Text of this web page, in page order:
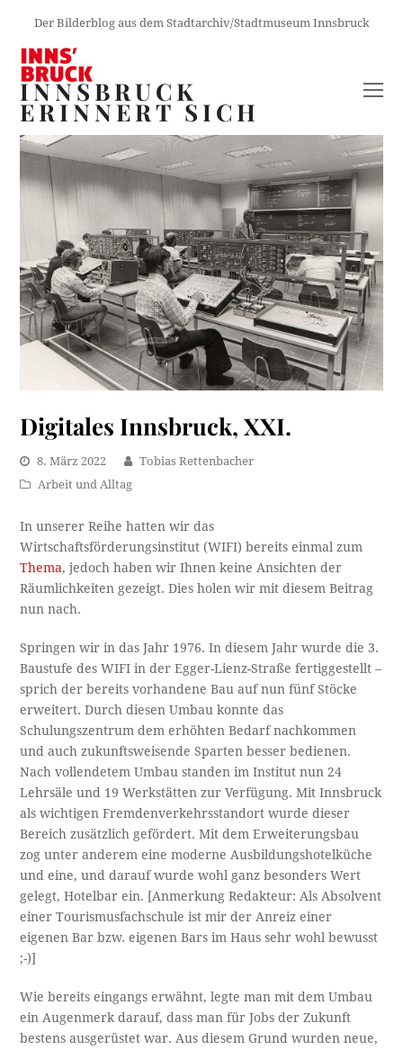
Der Bilderblog aus dem Stadtarchiv/Stadtmuseum Innsbruck
INNSBRUCK
ERINNERT SICH
Digitales Innsbruck, XXI.
8. März 2022
Tobias Rettenbacher
Arbeit und Alltag
In unserer Reihe hatten wir das
Wirtschaftsförderungsinstitut (WIFI) bereits einmal zum
Thema, jedoch haben wir Ihnen keine Ansichten der
Räumlichkeiten gezeigt. Dies holen wir mit diesem Beitrag
nun nach.
Springen wir in das Jahr 1976. In diesem Jahr wurde die 3.
Baustufe des WIFI in der Egger-Lienz-Straße fertiggestellt –
sprich der bereits vorhandene Bau auf nun fünf Stöcke
erweitert. Durch diesen Umbau konnte das
Schulungszentrum dem erhöhten Bedarf nachkommen
und auch zukunftsweisende Sparten besser bedienen.
Nach vollendetem Umbau standen im Institut nun 24
Lehrsäle und 19 Werkstätten zur Verfügung. Mit Innsbruck
als wichtigen Fremdenverkehrsstandort wurde dieser
Bereich zusätzlich gefördert. Mit dem Erweiterungsbau
zog unter anderem eine moderne Ausbildungshotelküche
und eine, und darauf wurde wohl ganz besonders Wert
gelegt, Hotelbar ein. [Anmerkung Redakteur: Als Absolvent
einer Tourismusfachschule ist mir der Anreiz einer
eigenen Bar bzw. eigenen Bars im Haus sehr wohl bewusst
;-)]
Wie bereits eingangs erwähnt, legte man mit dem Umbau
ein Augenmerk darauf, dass man für Jobs der Zukunft
bestens ausgerüstet war. Aus diesem Grund wurden neue,